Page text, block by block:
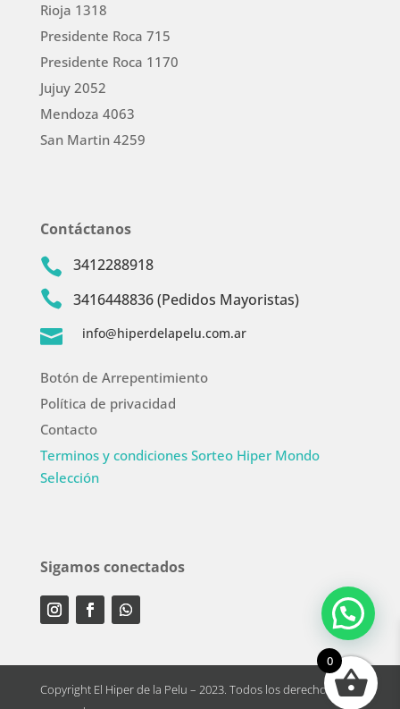
Rioja 1318
Presidente Roca 715
Presidente Roca 1170
Jujuy 2052
Mendoza 4063
San Martin 4259
Contáctanos
 3412288918
 3416448836 (Pedidos Mayoristas)
 info@hiperdelapelu.com.ar
Botón de Arrepentimiento
Política de privacidad
Contacto
Terminos y condiciones Sorteo Hiper Mondo
Selección
Sigamos conectados
Copyright El Hiper de la Pelu – 2023. Todos los derechos
0